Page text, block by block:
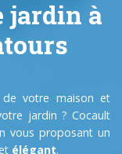
jardin à
de votre maison et
jardin ? Cocault
vous proposant un
élégant.